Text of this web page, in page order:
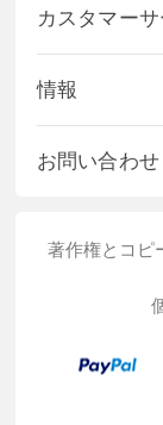
カスタマー
情報
お問い合わせ
著作権とコ